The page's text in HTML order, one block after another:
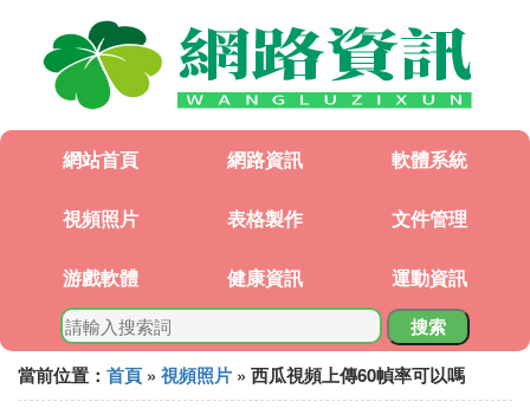
網站首頁 網路資訊 軟體系統
視頻照片 表格製作 文件管理
游戲軟體 健康資訊 運動資訊
搜索
當前位置： 首頁 » 視頻照片 » 西瓜視頻上傳60幀率可以嗎